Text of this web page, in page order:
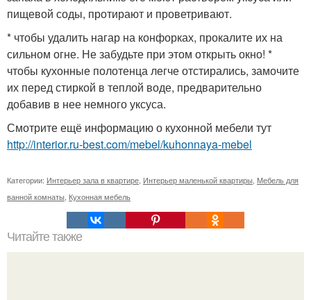
пищевой соды, протирают и проветривают.
* чтобы удалить нагар на конфорках, прокалите их на
сильном огне. Не забудьте при этом открыть окно! *
чтобы кухонные полотенца легче отстирались, замочите
их перед стиркой в теплой воде, предварительно
добавив в нее немного уксуса.
Смотрите ещё информацию о кухонной мебели тут
http://interior.ru-best.com/mebel/kuhonnaya-mebel
Категории: Интерьер зала в квартире Интерьер маленькой квартиры Мебель для
ванной комнаты Кухонная мебель
Читайте также